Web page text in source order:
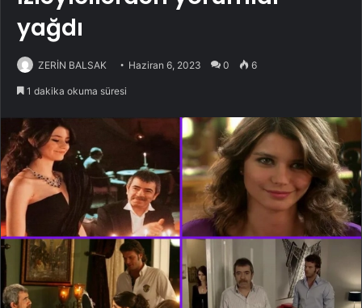
yağdı
ZERİN BALSAK Haziran 6, 2023 0 6
1 dakika okuma süresi